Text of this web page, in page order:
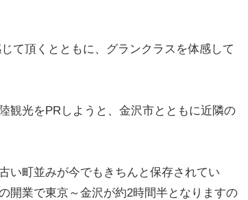
て頂くとともに、グランクラスを体感して
観光をPRしようと、金沢市とともに近隣の
い町並みが今でもきちんと保存されてい
開業で東京～金沢が約2時間半となりますの